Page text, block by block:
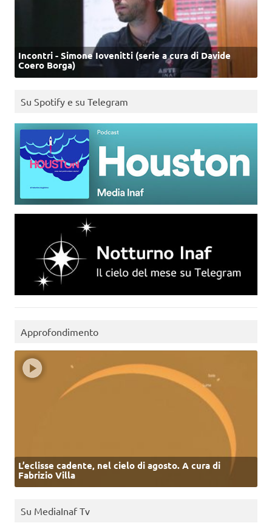
Incontri - Simone Iovenitti (serie a cura di Davide
Coero Borga)
Su Spotify e su Telegram
Approfondimento
L’eclisse cadente, nel cielo di agosto. A cura di
Fabrizio Villa
Su MediaInaf Tv